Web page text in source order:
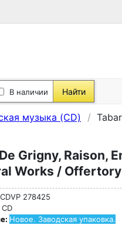
В наличии Найти
музыка (CD)
Grigny, Raison,
Works /
CDVP 278425
CD
Новое. Заводская упаковка.